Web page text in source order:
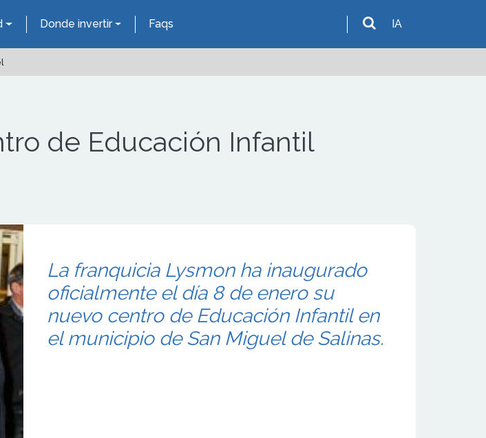
Donde invertir Faqs IA
de Educación Infantil
La franquicia Lysmon ha inaugurado
oficialmente el día 8 de enero su
nuevo centro de Educación Infantil en
el municipio de San Miguel de Salinas.